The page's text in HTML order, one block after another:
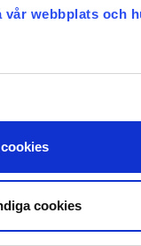
vår webbplats och
cookies